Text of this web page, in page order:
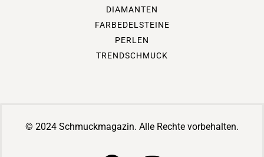
DIAMANTEN
FARBEDELSTEINE
PERLEN
TRENDSCHMUCK
© 2024 Schmuckmagazin. Alle Rechte vorbehalten.